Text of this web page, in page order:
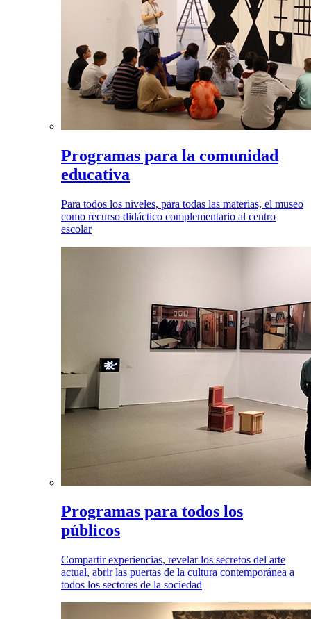
Programas para la comunidad
educativa
Para todos los niveles, para todas las materias, el museo
como recurso didáctico complementario al centro
escolar
Programas para todos los
públicos
Compartir experiencias, revelar los secretos del arte
actual, abrir las puertas de la cultura contemporánea a
todos los sectores de la sociedad